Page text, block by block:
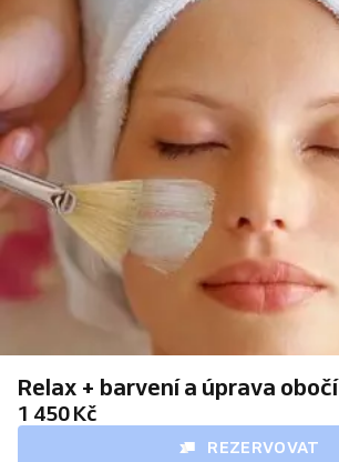
Relax + barvení a úprava obočí
1 450 Kč
REZERVOVAT